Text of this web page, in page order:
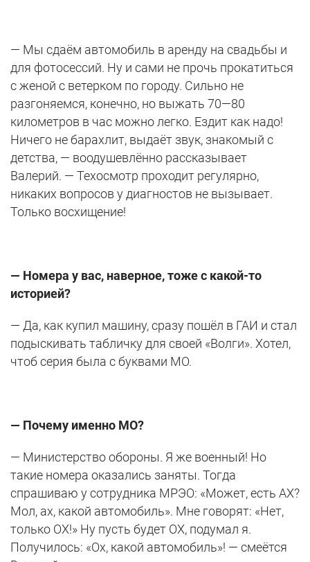
— Мы сдаём автомобиль в аренду на свадьбы и
для фотосессий. Ну и сами не прочь прокатиться
с женой с ветерком по городу. Сильно не
разгоняемся, конечно, но выжать 70—80
километров в час можно легко. Ездит как надо!
Ничего не барахлит, выдаёт звук, знакомый с
детства, — воодушевлённо рассказывает
Валерий. — Техосмотр проходит регулярно,
никаких вопросов у диагностов не вызывает.
Только восхищение!
— Номера у вас, наверное, тоже с какой-то
историей?
— Да, как купил машину, сразу пошёл в ГАИ и стал
подыскивать табличку для своей «Волги». Хотел,
чтоб серия была с буквами МО.
— Почему именно МО?
— Министерство обороны. Я же военный! Но
такие номера оказались заняты. Тогда
спрашиваю у сотрудника МРЭО: «Может, есть АХ?
Мол, ах, какой автомобиль». Мне говорят: «Нет,
только ОХ!» Ну пусть будет ОХ, подумал я.
Получилось: «Ох, какой автомобиль»! — смеётся